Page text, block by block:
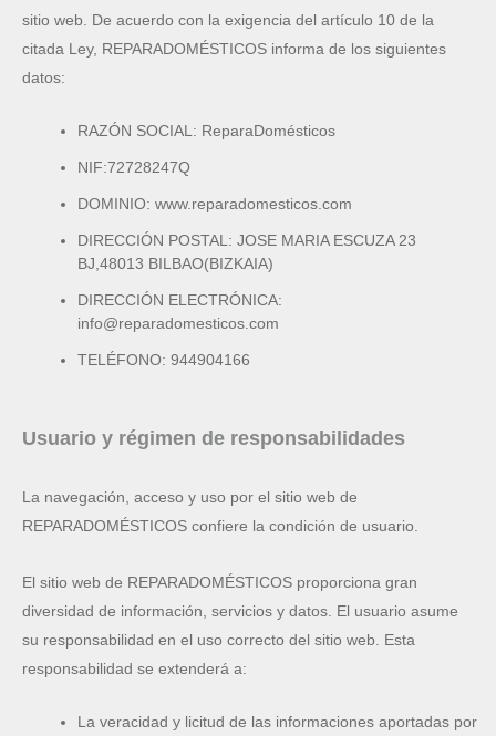
sitio web. De acuerdo con la exigencia del artículo 10 de la
citada Ley, REPARADOMÉSTICOS informa de los siguientes
datos:
RAZÓN SOCIAL: ReparaDomésticos
NIF:72728247Q
DOMINIO: www.reparadomesticos.com
DIRECCIÓN POSTAL: JOSE MARIA ESCUZA 23
BJ,48013 BILBAO(BIZKAIA)
DIRECCIÓN ELECTRÓNICA:
info@reparadomesticos.com
TELÉFONO: 944904166
Usuario y régimen de responsabilidades
La navegación, acceso y uso por el sitio web de
REPARADOMÉSTICOS confiere la condición de usuario.
El sitio web de REPARADOMÉSTICOS proporciona gran
diversidad de información, servicios y datos. El usuario asume
su responsabilidad en el uso correcto del sitio web. Esta
responsabilidad se extenderá a:
La veracidad y licitud de las informaciones aportadas por